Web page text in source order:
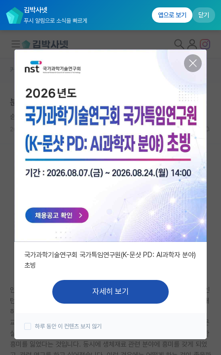
김박사넷
푸시 알림으로 소식을 빠르게
앱으로 보기 닫기
연구실&오픈랩
커뮤니티
커뮤니티 홈
IF 명예의전당
자유 게시판(아무개랩)
미국 유학 게시판
미국 대학원 합격 후기 게시판
대학원생 모집 게시판
연구실(PI) 홍보 게시판
커뮤니티 홈 자유 게시판(아무개랩)
분야 변경에 관한 고민이 있습니다…
순수한 존 스튜어트 밀
안녕하세요, 국숭세, 부경 중 하나의 촉매 연구실에서 약 5개월 정도 학부인
턴을 했습니다. 이례적으로 2학년 초반에 시작해서 자잘한 프로젝트도 몇개
하고, 포스터도 발표하고, 운좋게 얻은 데이터로 곧 논문도 쓸 것 같습니다.
교수님께서는 매우 잘해주시고 제가 평가할 입장은 아니지만 연구실의 논문
실적도 꽤 좋습니다. 그런데 문제는 제가 프로젝트를 하면서 이 분야에 대한
흥미를 잃었다는 것입니다. 동시에 생체재료 관련 분야에 흥미를 갖게 되었
국가과학기술연구회 국가특임연구원(K-문샷 PD: AI과학자 분야)
초빙
자세히 보기
하루 동안 이 컨텐츠 보지 않기